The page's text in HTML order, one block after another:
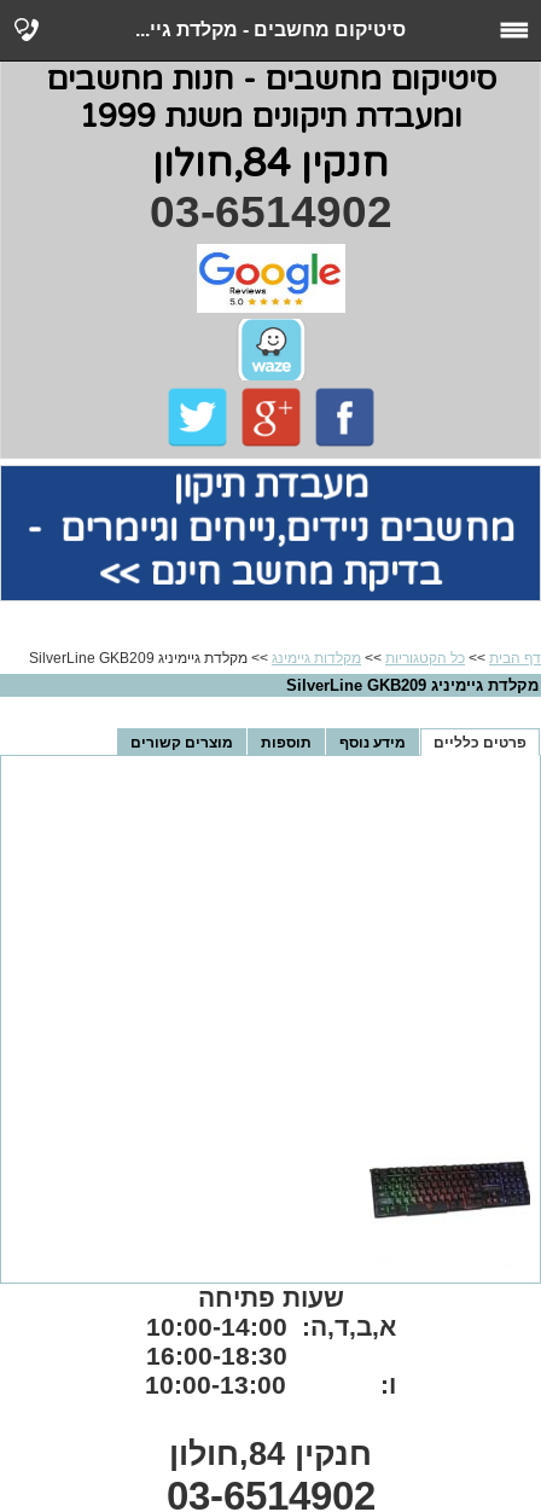
סיטיקום מחשבים - ‏מקלדת גיי...
סיטיקום מחשבים - חנות מחשבים
ומעבדת תיקונים משנת 1999
חנקין 84,חולון
03-6514902
מעבדת תיקון
מחשביםניידים,נייחים וגיימרים -
בדיקת מחשב חינם >>
דף הבית >> כל הקטגוריות >> מקלדות גיימינג >> ‏מקלדת גיימיניג SilverLine GKB209
‏מקלדת גיימיניג SilverLine GKB209
פרטים כלליים מידע נוסף תוספות מוצרים קשורים
שעות פתיחה
א,ב,ד,ה: 10:00-14:00
ו: 10:00-13:00
חנקין 84,חולון
03-6514902